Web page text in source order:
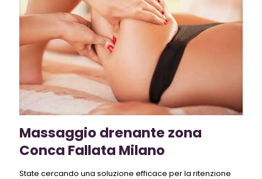
Massaggio drenante zona
Conca Fallata Milano
State cercando una soluzione efficace per la ritenzione